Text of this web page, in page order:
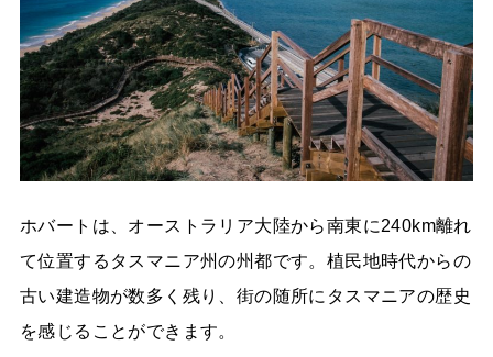
ホバートは、オーストラリア大陸から南東に240km離れ
て位置するタスマニア州の州都です。植民地時代からの
古い建造物が数多く残り、街の随所にタスマニアの歴史
を感じることができます。